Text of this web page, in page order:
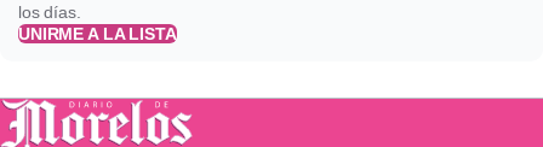
los días.
UNIRME A LA LISTA